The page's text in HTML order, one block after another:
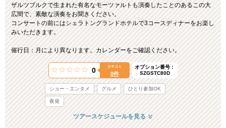
ザルツブルクで生まれた有名なモーツァルトも演奏したことのあるこの大
広間で、素敵な演奏をお聞きください。
コンサートの前にはシェラトングランドホテルで3コースディナーをお楽し
みいただきます。
催行日：月により異なります。カレンダーをご確認ください。
0 クチコミ
0件
オプション番号：
SZGSTC80D
ショー・エンタメ グルメ ひとり参加OK
夜発
ツアースケジュールを見る